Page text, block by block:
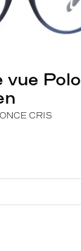
vue Polo
CRIS